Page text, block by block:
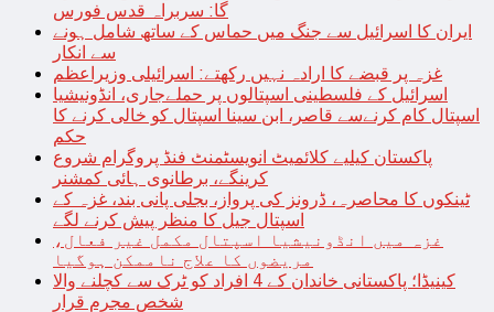
گا: سربراہ قدس فورس
ایران کا اسرائیل سے جنگ میں حماس کے ساتھ شامل ہونے
سے انکار
غزہ پر قبضے کا ارادہ نہیں رکھتے: اسرائیلی وزیراعظم
اسرائیل کے فلسطینی اسپتالوں پر حملےجاری، انڈونیشیا
اسپتال کام کرنےسے قاصر، ابن سینا اسپتال کو خالی کرنے کا
حکم
پاکستان کیلیے کلائمیٹ انویسٹمنٹ فنڈ پروگرام شروع
کرینگے، برطانوی ہائی کمشنر
ٹینکوں کا محاصرہ، ڈرونز کی پرواز، بجلی پانی بند، غزہ کے
اسپتال جیل کا منظر پیش کرنے لگے
غزہ میں انڈونیشیا اسپتال مکمل غیر فعال،
مریضوں کا علاج ناممکن ہوگیا
کینیڈا؛ پاکستانی خاندان کے 4 افراد کو ٹرک سے کچلنے والا
شخص مجرم قرار